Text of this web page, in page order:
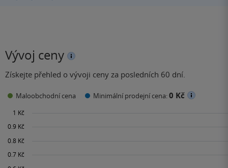
Vývoj ceny
Získejte přehled o vývoji ceny za posledních 60 dní.
Maloobchodní cena Minimální prodejní cena:0 Kč